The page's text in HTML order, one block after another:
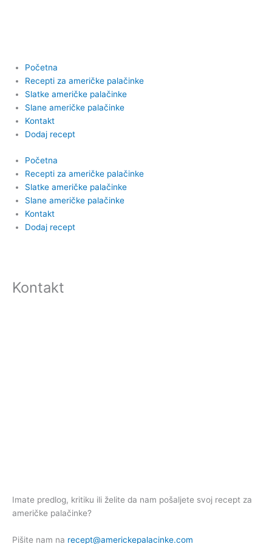
Početna
Recepti za američke palačinke
Slatke američke palačinke
Slane američke palačinke
Kontakt
Dodaj recept
Početna
Recepti za američke palačinke
Slatke američke palačinke
Slane američke palačinke
Kontakt
Dodaj recept
Kontakt
Imate predlog, kritiku ili želite da nam pošaljete svoj recept za
američke palačinke?
Pišite nam na recept@americkepalacinke.com